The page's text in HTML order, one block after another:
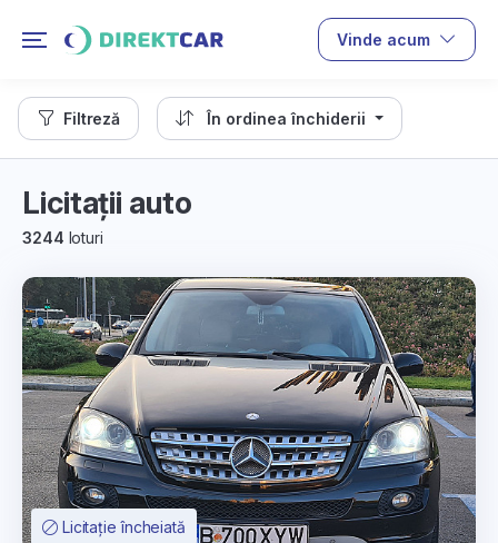
Vinde acum
Filtreză În ordinea închiderii
Licitații auto
3244 loturi
Licitație încheiată